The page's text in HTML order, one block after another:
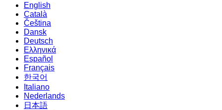
English
Català
Čeština
Dansk
Deutsch
Ελληνικά
Español
Français
한국어
Italiano
Nederlands
日本語